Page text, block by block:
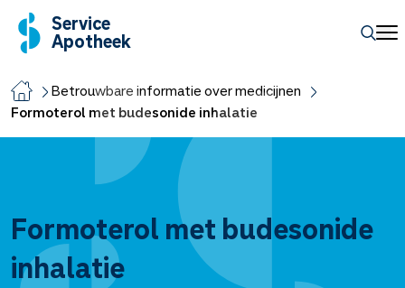
Service
Apotheek
Betrouwbare informatie over medicijnen
Formoterol met budesonide inhalatie
Formoterol met budesonide
inhalatie